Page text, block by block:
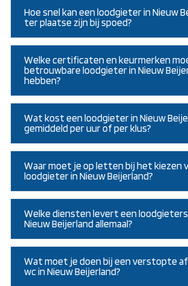
Hoe snel kan een loodgieter in Nieuw
ter plaatse zijn bij spoed?
Welke certificaten en keurmerken
betrouwbare loodgieter in Nieuw
hebben?
Wat kost een loodgieter in Nieuw
gemiddeld per uur of per klus?
Waar moet je op letten bij het kiezen
loodgieter in Nieuw Beijerland?
Welke diensten levert een
Nieuw Beijerland allemaal?
Wat moet je doen bij een verstopte
wc in Nieuw Beijerland?